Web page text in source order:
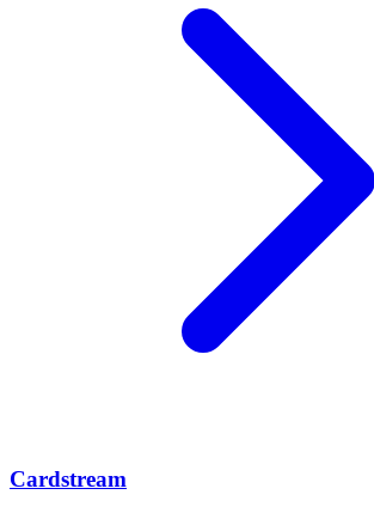
Cardstream